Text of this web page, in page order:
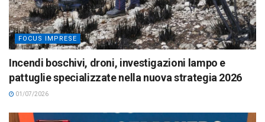
FOCUS IMPRESE
Incendi boschivi, droni, investigazioni lampo e
pattuglie specializzate nella nuova strategia 2026
01/07/2026